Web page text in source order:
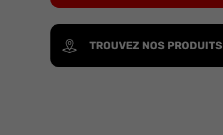
TROUVEZ NOS PRODUITS